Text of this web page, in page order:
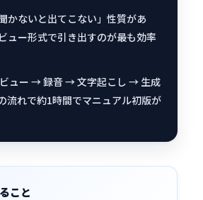
かないと出てこない」性質があ
ュー形式で引き出すのが最も効率
ュー → 録音 → 文字起こし → 生成
流れで約1時間でマニュアル初版が
こと